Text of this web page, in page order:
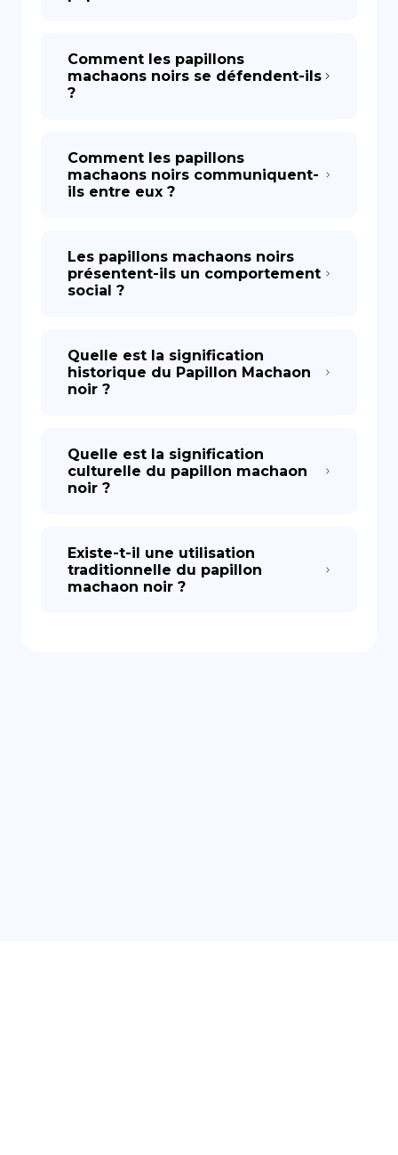
Comment les papillons
machaons noirs se défendent-ils
?
Comment les papillons
machaons noirs communiquent-
ils entre eux ?
Les papillons machaons noirs
présentent-ils un comportement
social ?
Quelle est la signification
historique du Papillon Machaon
noir ?
Quelle est la signification
culturelle du papillon machaon
noir ?
Existe-t-il une utilisation
traditionnelle du papillon
machaon noir ?